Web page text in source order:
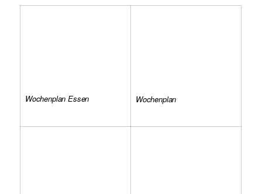
Wochenplan Essen Wochenplan